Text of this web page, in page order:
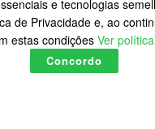
redução
e tecnologias
de Privacidade e, ao
estas condiçõesVer
Concordo